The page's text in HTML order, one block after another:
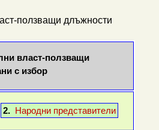
ползващи длъжности
власт-ползващи
с избор
2. Народни представители